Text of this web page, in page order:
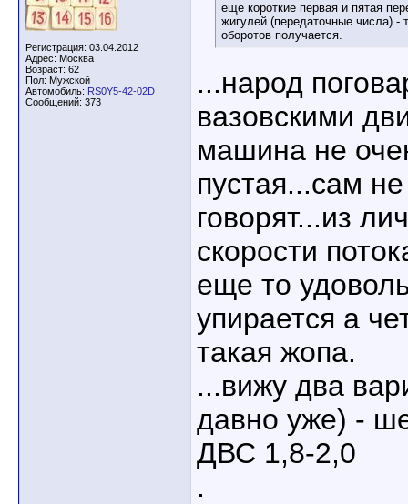
Регистрация: 03.04.2012
Адрес: Москва
Возраст: 62
Пол: Мужской
Автомобиль: RS0Y5-42-02D
Сообщений: 373
еще короткие первая и пятая
жигулей (передаточные числа)
оборотов получается.
...народ
вазовскими
машина не
пустая...сам
говорят...из
скорости
еще то
упирается а
такая жопа.
...вижу два
давно уже) -
ДВС 1,8-2,0
.